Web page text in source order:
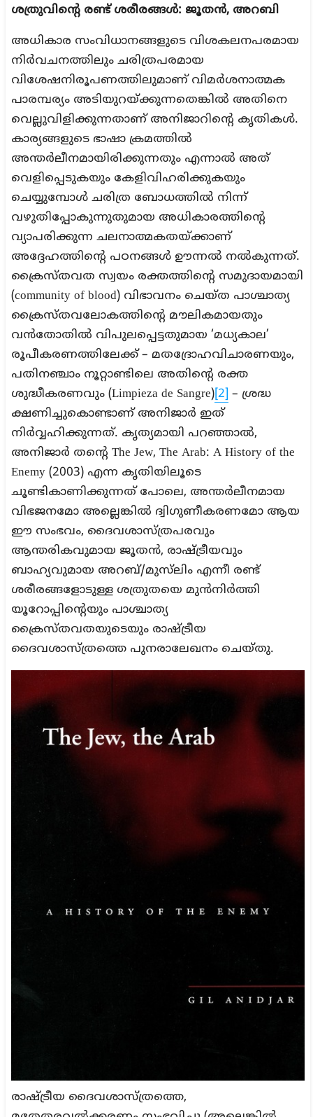
ശത്രുവിന്റെ രണ്ട് ശരീരങ്ങൾ: ജൂതൻ, അറബി
അധികാര സംവിധാനങ്ങളുടെ വിശകലനപരമായ
നിർവചനത്തിലും ചരിത്രപരമായ
വിശേഷനിരൂപണത്തിലുമാണ് വിമർശനാത്മക
പാരമ്പര്യം അടിയുറയ്ക്കുന്നതെങ്കിൽ അതിനെ
വെല്ലുവിളിക്കുന്നതാണ് അനിജാറിന്റെ കൃതികൾ.
കാര്യങ്ങളുടെ ഭാഷാ ക്രമത്തിൽ
അന്തർലീനമായിരിക്കുന്നതും എന്നാൽ അത്
വെളിപ്പെടുകയും കേളിവിഹരിക്കുകയും
ചെയ്യുമ്പോൾ ചരിത്ര ബോധത്തിൽ നിന്ന്
വഴുതിപ്പോകുന്നുതുമായ അധികാരത്തിന്റെ
വ്യാപരിക്കുന്ന ചലനാത്മകതയ്ക്കാണ്
അദ്ദേഹത്തിന്റെ പഠനങ്ങൾ ഊന്നൽ നൽകുന്നത്.
ക്രൈസ്തവത സ്വയം രക്തത്തിന്റെ സമുദായമായി
(community of blood) വിഭാവനം ചെയ്ത പാശ്ചാത്യ
ക്രൈസ്‌തവലോകത്തിന്റെ മൗലികമായതും
വൻതോതിൽ വിപുലപ്പെട്ടതുമായ ‘മധ്യകാല’
രൂപീകരണത്തിലേക്ക് – മതദ്രോഹവിചാരണയും,
പതിനഞ്ചാം നൂറ്റാണ്ടിലെ അതിന്റെ രക്ത
ശുദ്ധീകരണവും (Limpieza de Sangre)[2] – ശ്രദ്ധ
ക്ഷണിച്ചുകൊണ്ടാണ് അനിജാർ ഇത്
നിര്‍വ്വഹിക്കുന്നത്. കൃത്യമായി പറഞ്ഞാൽ,
അനിജാർ തന്റെ The Jew, The Arab: A History of the
Enemy (2003) എന്ന കൃതിയിലൂടെ
ചൂണ്ടികാണിക്കുന്നത് പോലെ, അന്തർലീനമായ
വിഭജനമോ അല്ലെങ്കിൽ ദ്വിഗുണീകരണമോ ആയ
ഈ സംഭവം, ദൈവശാസ്ത്രപരവും
ആന്തരികവുമായ ജൂതൻ, രാഷ്ട്രീയവും
ബാഹ്യവുമായ അറബ്/മുസ്‌ലിം എന്നീ രണ്ട്
ശരീരങ്ങളോടുള്ള ശത്രുതയെ മുൻനിർത്തി
യൂറോപ്പിന്റെയും പാശ്ചാത്യ
ക്രൈസ്തവതയുടെയും രാഷ്ട്രീയ
ദൈവശാസ്ത്രത്തെ പുനരാലേഖനം ചെയ്തു.
രാഷ്ട്രീയ ദൈവശാസ്ത്രത്തെ,